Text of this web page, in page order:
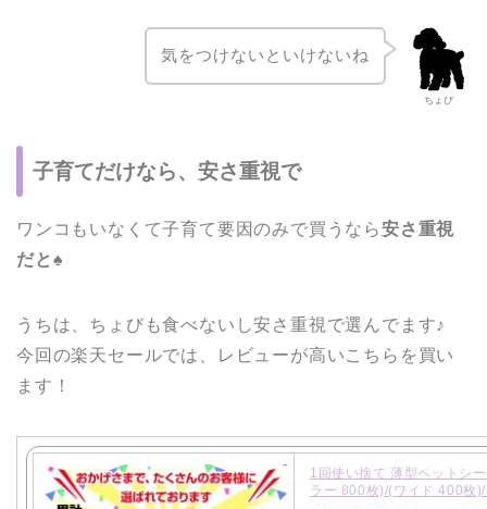
ちょび
気をつけないといけないね
子育てだけなら、安さ重視で
ワンコもいなくて子育て要因のみで買うなら安さ重視
だと♠
うちは、ちょびも食べないし安さ重視で選んでます♪
今回の楽天セールでは、レビューが高いこちらを買い
ます！
1回使い捨て 薄型ペットシ
ラー 800枚)/(ワイド 400枚